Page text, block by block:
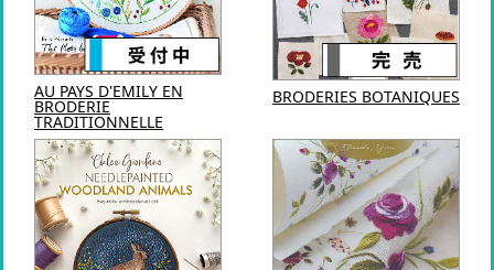
AU PAYS D'EMILY EN
BRODERIE
TRADITIONNELLE
BRODERIES BOTANIQUES